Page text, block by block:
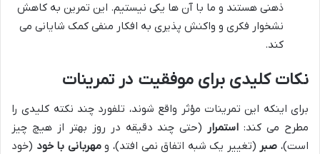
ذهنی هستند و ما با آن ها یکی نیستیم. این تمرین به کاهش
نشخوار فکری و واکنش پذیری به افکار منفی کمک شایانی می
کند.
نکات کلیدی برای موفقیت در تمرینات
برای اینکه این تمرینات مؤثر واقع شوند، تلفورد چند نکته کلیدی را
مطرح می کند: استمرار (حتی چند دقیقه در روز بهتر از هیچ چیز
است)، صبر (تغییر یک شبه اتفاق نمی افتد)، ومهربانی با خود (خود